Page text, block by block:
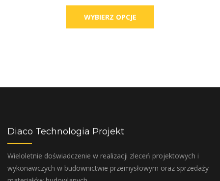
WYBIERZ OPCJE
Diaco Technologia Projekt
Wieloletnie doświadczenie w realizacji zleceń projektowych i
wykonawczych w budownictwie przemysłowym oraz sprzedaży